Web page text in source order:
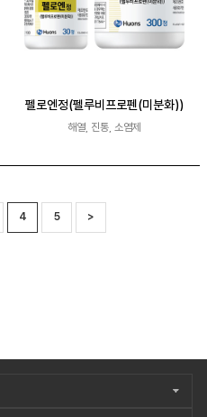
펠로엔정(펠루비프로펜(미분화))
해열, 진통, 소염제
4 5 >